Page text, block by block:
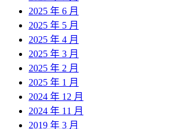
2025 年 6 月
2025 年 5 月
2025 年 4 月
2025 年 3 月
2025 年 2 月
2025 年 1 月
2024 年 12 月
2024 年 11 月
2019 年 3 月